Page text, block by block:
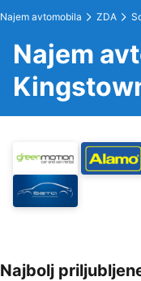
Najem avtomobila ZDA
Najem
Najbolj